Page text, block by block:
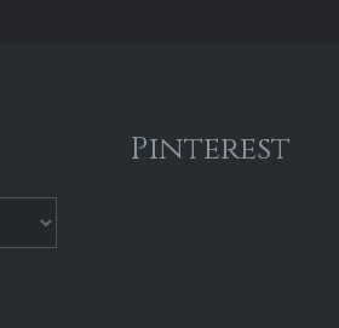
Pinterest